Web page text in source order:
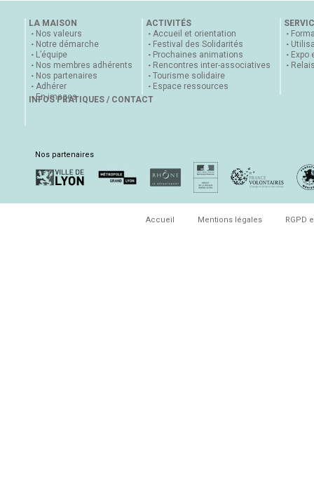
LA MAISON
Nos valeurs
Notre démarche
L’équipe
Nos membres adhérents
Nos partenaires
Adhérer
En images
ACTIVITÉS
Accueil et orientation
Festival des Solidarités
Prochaines animations
Rencontres inter-associatives
Tourisme solidaire
Espace ressources
Expo
INFOS PRATIQUES / CONTACT
Nos partenaires
Accueil Mentions légales RGPD